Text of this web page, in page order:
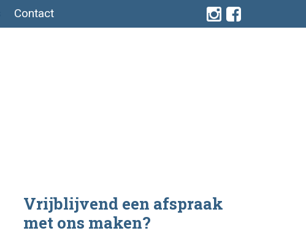
Contact
Vrijblijvend een afspraak
met ons maken?